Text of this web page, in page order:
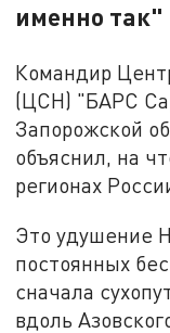
именно так"
Командир
(ЦСН) "БАРС
Запорожской
объяснил, на
регионах
Это удушение
постоянных
сначала
вдоль